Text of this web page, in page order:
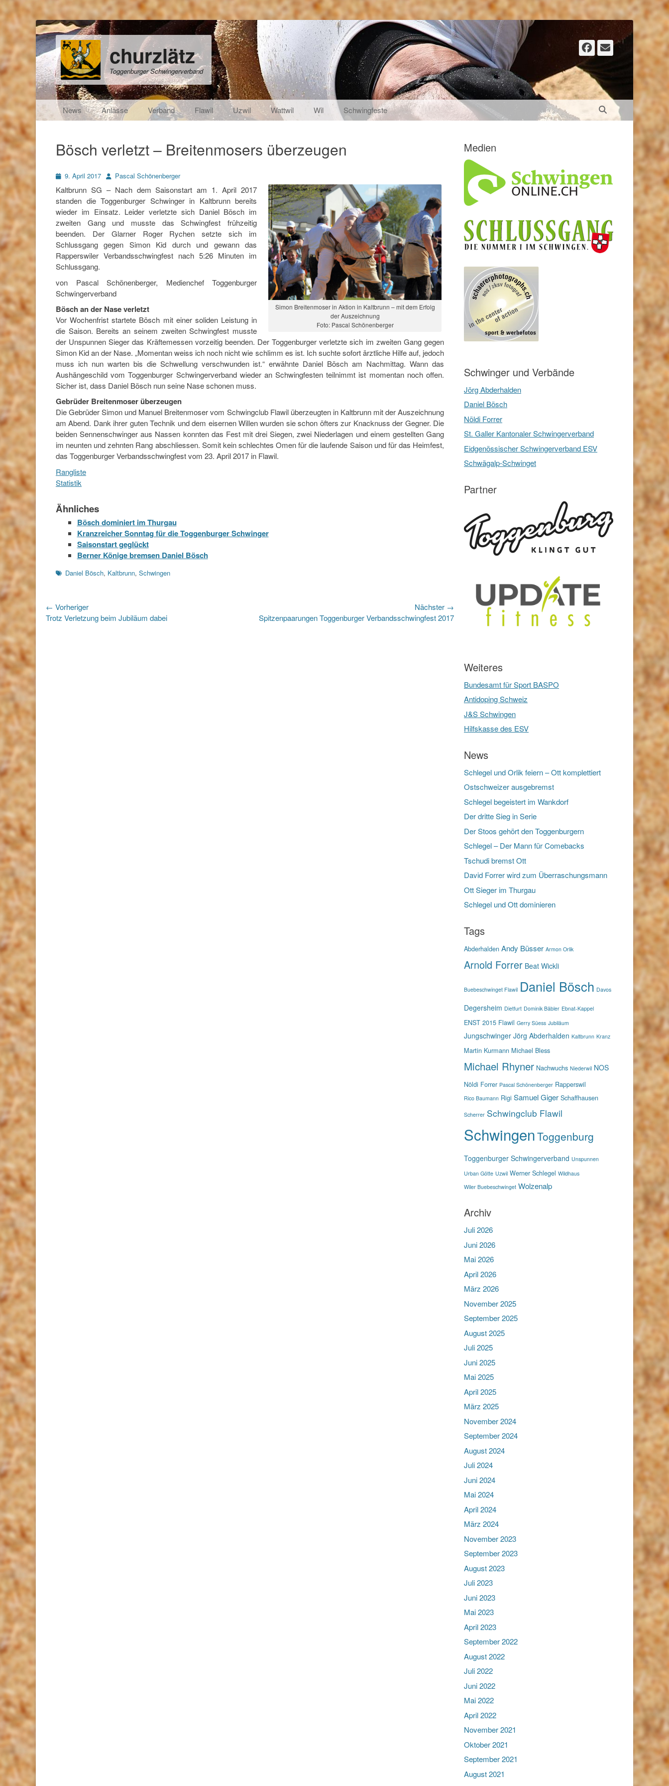
churzlätz
Toggenburger Schwingerverband
Facebook
E-
Mail
Primäres Menü
Zum
Inhalt
News Anlässe Verband Flawil Uzwil Wattwil Wil Schwingfeste Suchen
Bösch verletzt – Breitenmosers überzeugen
Posted9. April 2017 AutorPascal Schönenberger
Simon Breitenmoser in Aktion in Kaltbrunn – mit dem Erfolg
der Auszeichnung
Foto: Pascal Schönenberger
Kaltbrunn SG – Nach dem Saisonstart am 1. April 2017
standen die Toggenburger Schwinger in Kaltbrunn bereits
wieder im Einsatz. Leider verletzte sich Daniel Bösch im
zweiten Gang und musste das Schwingfest frühzeitig
beenden. Der Glarner Roger Rychen setzte sich im
Schlussgang gegen Simon Kid durch und gewann das
Rapperswiler Verbandsschwingfest nach 5:26 Minuten im
Schlussgang.
von Pascal Schönenberger, Medienchef Toggenburger
Schwingerverband
Bösch an der Nase verletzt
Vor Wochenfrist startete Bösch mit einer soliden Leistung in
die Saison. Bereits an seinem zweiten Schwingfest musste
der Unspunnen Sieger das Kräftemessen vorzeitig beenden. Der Toggenburger verletzte sich im zweiten Gang gegen
Simon Kid an der Nase. „Momentan weiss ich noch nicht wie schlimm es ist. Ich suchte sofort ärztliche Hilfe auf, jedoch
muss ich nun warten bis die Schwellung verschwunden ist.“ erwähnte Daniel Bösch am Nachmittag. Wann das
Aushängeschild vom Toggenburger Schwingerverband wieder an Schwingfesten teilnimmt ist momentan noch offen.
Sicher ist, dass Daniel Bösch nun seine Nase schonen muss.
Gebrüder Breitenmoser überzeugen
Die Gebrüder Simon und Manuel Breitenmoser vom Schwingclub Flawil überzeugten in Kaltbrunn mit der Auszeichnung
am Abend. Dank ihrer guten Technik und dem eisernen Willen wurden sie schon öfters zur Knacknuss der Gegner. Die
beiden Sennenschwinger aus Nassen konnten das Fest mit drei Siegen, zwei Niederlagen und einem gestellten Gang
im neunten und zehnten Rang abschliessen. Somit kein schlechtes Omen für die laufende Saison und für das Heimfest,
das Toggenburger Verbandsschwingfest vom 23. April 2017 in Flawil.
Rangliste
Statistik
Ähnliches
Bösch dominiert im Thurgau
Kranzreicher Sonntag für die Toggenburger Schwinger
Saisonstart geglückt
Berner Könige bremsen Daniel Bösch
Schlagworte
Daniel Bösch, Kaltbrunn, Schwingen
Beitragsnavigation
← Vorheriger
Vorheriger
Trotz Verletzung beim Jubiläum dabei
Nächster →
Nächster
Spitzenpaarungen Toggenburger Verbandsschwingfest 2017
Medien
Schwinger und Verbände
Jörg Abderhalden
Daniel Bösch
Nöldi Forrer
St. Galler Kantonaler Schwingerverband
Eidgenössischer Schwingerverband ESV
Schwägalp-Schwinget
Partner
Weiteres
Bundesamt für Sport BASPO
Antidoping Schweiz
J&S Schwingen
Hilfskasse des ESV
News
Schlegel und Orlik feiern – Ott komplettiert
Ostschweizer ausgebremst
Schlegel begeistert im Wankdorf
Der dritte Sieg in Serie
Der Stoos gehört den Toggenburgern
Schlegel – Der Mann für Comebacks
Tschudi bremst Ott
David Forrer wird zum Überraschungsmann
Ott Sieger im Thurgau
Schlegel und Ott dominieren
Tags
Abderhalden Andy Büsser Armon Orlik
Arnold Forrer Beat Wickli
Buebeschwinget Flawil Daniel Bösch Davos
Degersheim Dietfurt Dominik Bäbler Ebnat-Kappel
ENST 2015 Flawil Gerry Süess Jubiläum
Jungschwinger Jörg Abderhalden Kaltbrunn Kranz
Martin Kurmann Michael Bless
Michael Rhyner Nachwuchs Niederwil NOS
Nöldi Forrer Pascal Schönenberger Rapperswil
Rico Baumann Rigi Samuel Giger Schaffhausen
Scherrer Schwingclub Flawil
SchwingenToggenburg
Toggenburger Schwingerverband Unspunnen
Urban Götte Uzwil Werner Schlegel Wildhaus
Wiler Buebeschwinget Wolzenalp
Archiv
Juli 2026
Juni 2026
Mai 2026
April 2026
März 2026
November 2025
September 2025
August 2025
Juli 2025
Juni 2025
Mai 2025
April 2025
März 2025
November 2024
September 2024
August 2024
Juli 2024
Juni 2024
Mai 2024
April 2024
März 2024
November 2023
September 2023
August 2023
Juli 2023
Juni 2023
Mai 2023
April 2023
September 2022
August 2022
Juli 2022
Juni 2022
Mai 2022
April 2022
November 2021
Oktober 2021
September 2021
August 2021